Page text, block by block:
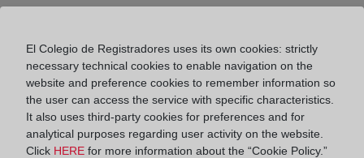
Horario:
De lunes a viernes de 09:00 a 17:00 horas
Agosto: De lunes a viernes de 09:00 a 14:00 horas
Los días 24 y 31 de diciembre de 09:00 a 14:00
horas
El Colegio de Registradores uses its own cookies: strictly
necessary technical cookies to enable navigation on the
website and preference cookies to remember information so
the user can access the service with specific characteristics.
It also uses third-party cookies for preferences and for
analytical purposes regarding user activity on the website.
Click HERE for more information about the “Cookie Policy.”